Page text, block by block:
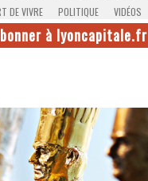
DE VIVRE
POLITIQUE VIDÉOS
à lyoncapitale.fr